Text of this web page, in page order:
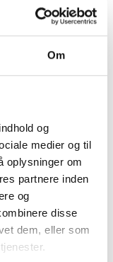
Om
og
medier og til
oplysninger om
partnere inden
og
disse
dem, eller som